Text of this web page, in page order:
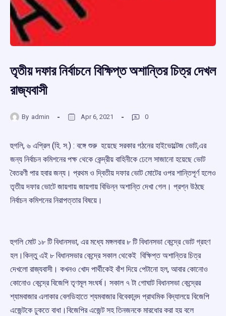
তৃতীয় দফার নির্বাচনে বিক্ষিপ্ত অশান্তির চিত্র দেখল
রাজ্যবাসী
By admin Apr 6, 2021 0
হুগলি, ৬ এপ্রিল (হি. স.) : বঙ্গে শুরু হয়েছে সরকার গঠনের হাইভোল্টেজ ভোট,এর
জন্য নির্বাচন কমিশনের পক্ষ থেকে কেন্দ্রীয় বাহিনীকে ঢেলে সাজানো হয়েছে ভোট
বৈতরণী পার হবার জন্য। প্রথম ও দ্বিতীয় দফার ভোট মোটের ওপর শান্তিপূর্ণ হলেও
তৃতীয় দফার ভোটে জায়গায় জায়গায় বিভিন্ন অশান্তি দেখা গেল। প্রশ্ন উঠছে
নির্বাচন কমিশনের নিরাপত্তার বিষয়ে।
হুগলি মোট ১৮ টি বিধানসভা, এর মধ্যে মঙ্গলবার ৮ টি বিধানসভা কেন্দ্রে ভোট গ্রহণ
হল।কিন্তু এই ৮ বিধানসভার কেন্দ্রে সকাল থেকেই বিক্ষিপ্ত অশান্তির চিত্র
দেখলো রাজ্যবাসী। কখনও খোদ পার্থীকেই বাঁশ দিয়ে পেটানো হল, আবার কোনোও
কোনোও কেন্দ্রে বিজেপি তৃণমূল সংঘর্ষ। সকাল ৭ টা গোঘাট বিধানসভা কেন্দ্রের
শ্যামবাজার এলাকার বেলডিহাতে শ্যমবাজার বিবেকানন্দ প্রাথমিক বিদ্যালয়ে বিজেপি
এজেন্টকে ঢুকতে বাধা।বিজেপির এজেন্ট সহ তিনজনকে মারধোর করা হয় বলে